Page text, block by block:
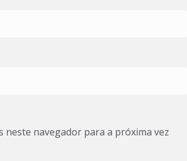
neste navegador para a próxima vez